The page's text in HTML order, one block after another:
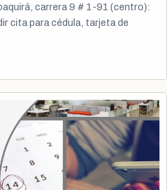
carrera 9 # 1-91 (centro):
cita para cédula, tarjeta de